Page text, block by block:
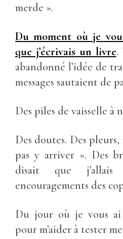
merde ».
Du moment où je
que j’écrivais un livre.
abandonné l’idée de
messages sautaient de
Des piles de vaisselle à
Des doutes. Des
pas y arriver ». Des
disait que
encouragements des
Du jour où je vous ai
pour m’aider à tester